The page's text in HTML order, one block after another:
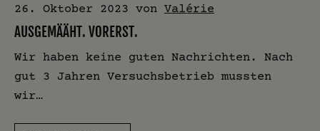
26. Oktober 2023 von Valérie
AUSGEMÄÄHT. VORERST.
Wir haben keine guten Nachrichten. Nach
gut 3 Jahren Versuchsbetrieb mussten
wir…